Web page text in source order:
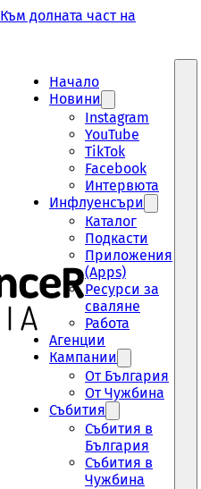
Към долната част на
Начало
Новини
Instagram
YouTube
TikTok
Facebook
Интервюта
Инфлуенсъри
Каталог
Подкасти
Приложения
(Apps)
Ресурси за
сваляне
Работа
Aгенции
Кампании
От България
От Чужбина
Събития
Събития в
България
Събития в
Чужбина